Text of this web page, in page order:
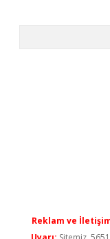
Reklam ve